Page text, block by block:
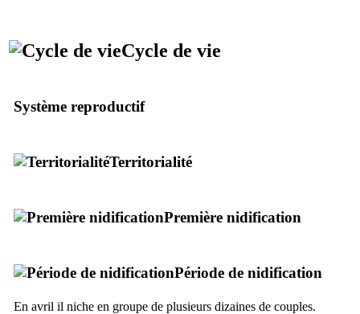
Cycle de vie
Système reproductif
Territorialité
Première nidification
Période de nidification
En avril il niche en groupe de plusieurs dizaines de couples.